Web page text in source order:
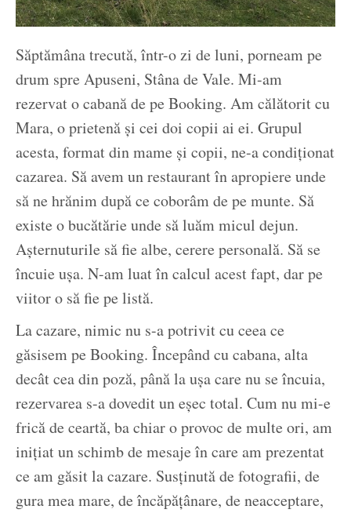
Săptămâna trecută, într-o zi de luni, porneam pe
drum spre Apuseni, Stâna de Vale. Mi-am
rezervat o cabană de pe Booking. Am călătorit cu
Mara, o prietenă și cei doi copii ai ei. Grupul
acesta, format din mame și copii, ne-a condiționat
cazarea. Să avem un restaurant în apropiere unde
să ne hrănim după ce coborâm de pe munte. Să
existe o bucătărie unde să luăm micul dejun.
Așternuturile să fie albe, cerere personală. Să se
încuie ușa. N-am luat în calcul acest fapt, dar pe
viitor o să fie pe listă.
La cazare, nimic nu s-a potrivit cu ceea ce
găsisem pe Booking. Începând cu cabana, alta
decât cea din poză, până la ușa care nu se încuia,
rezervarea s-a dovedit un eșec total. Cum nu mi-e
frică de ceartă, ba chiar o provoc de multe ori, am
inițiat un schimb de mesaje în care am prezentat
ce am găsit la cazare. Susținută de fotografii, de
gura mea mare, de încăpățânare, de neacceptare,